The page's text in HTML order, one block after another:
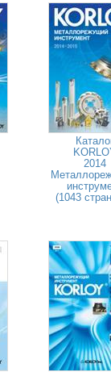
2014
(1043